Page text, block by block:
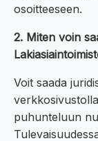
osoitteeseen.
2. Miten voin
Voit saada
verkkosivustolla
puhunteluun